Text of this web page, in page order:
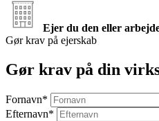
Ejer du den eller
Gør krav på ejerskab
Gør krav på din
Fornavn*
Efternavn*